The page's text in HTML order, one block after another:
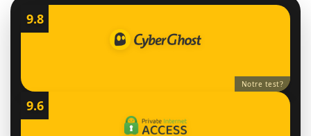
9.8
Notre test?
9.6